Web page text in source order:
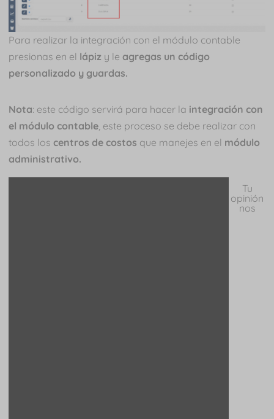
Para realizar la integración con el módulo contable
presionas en el lápiz y le agregas un código
personalizado y guardas.
Nota: este código servirá para hacer la integración con
el módulo contable , este proceso se debe realizar con
todos los centros de costos que manejes en el módulo
administrativo.
Tu
opinión
nos